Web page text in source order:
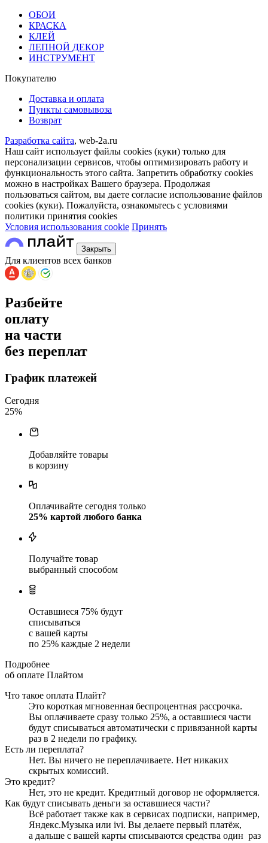
ОБОИ
КРАСКА
КЛЕЙ
ЛЕПНОЙ ДЕКОР
ИНСТРУМЕНТ
Покупателю
Доставка и оплата
Пункты самовывоза
Возврат
Разработка сайта, web-2a.ru
Наш сайт использует файлы cookies (куки) только для
персонализации сервисов, чтобы оптимизировать работу и
функциональность этого сайта. Запретить обработку cookies
можно в настройках Вашего браузера. Продолжая
пользоваться сайтом, вы даете согласие использование файлов
cookies (куки). Пожалуйста, ознакомьтесь с условиями
политики принятия сookies
Условия использования cookie Принять
Закрыть
Для клиентов всех банков
Разбейте
оплату
на части
без переплат
График платежей
Сегодня
25%
Добавляйте товары
в корзину
Оплачивайте сегодня только
25% картой любого банка
Получайте товар
выбранный способом
Оставшиеся 75% будут
списываться
с вашей карты
по 25% каждые 2 недели
Подробнее
об оплате Плайтом
Что такое оплата Плайт?
Это короткая мгновенная беспроцентная рассрочка.
Вы оплачиваете сразу только 25%, а оставшиеся части
будут списываться автоматически с привязанной карты
раз в 2 недели по графику.
Есть ли переплата?
Нет. Вы ничего не переплачиваете. Нет никаких
скрытых комиссий.
Это кредит?
Нет, это не кредит. Кредитный договор не оформляется.
Как будут списывать деньги за оставшиеся части?
Всё работает также как в сервисах подписки, например,
Яндекс.Музыка или ivi. Вы делаете первый платёж,
а дальше с вашей карты списываются средства один раз